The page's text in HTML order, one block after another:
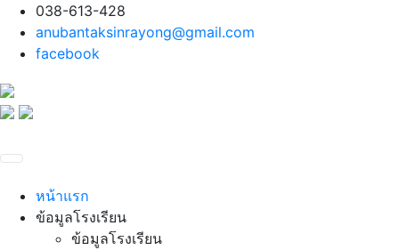
038-613-428
anubantaksinrayong@gmail.com
facebook
หน้าแรก
ข้อมูลโรงเรียน
ข้อมูลโรงเรียน